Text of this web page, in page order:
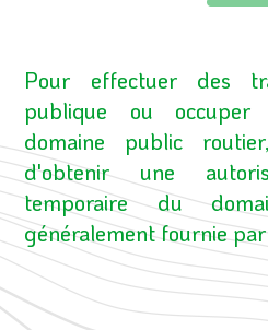
Pour effectuer des
publique ou occuper
domaine public
d'obtenir une
temporaire du
généralement fournie